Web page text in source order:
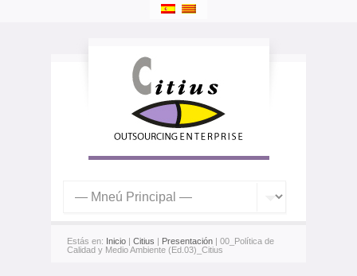
Estás en: Inicio | Citius | Presentación | 00_Política de
Calidad y Medio Ambiente (Ed.03)_Citius